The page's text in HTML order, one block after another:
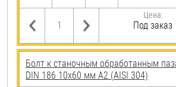
Цена:
Под заказ
Болт к станочным обработанным
DIN 186 10х60 мм А2 (AISI 304)